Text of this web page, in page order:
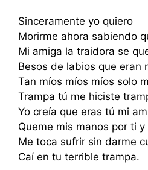
Sinceramente yo quiero
Morirme ahora sabiendo
Mi amiga la traidora se
Besos de labios que eran
Tan míos míos míos solo
Trampa tú me hiciste
Yo creía que eras tú mi
Queme mis manos por ti y
Me toca sufrir sin darme
Caí en tu terrible trampa.